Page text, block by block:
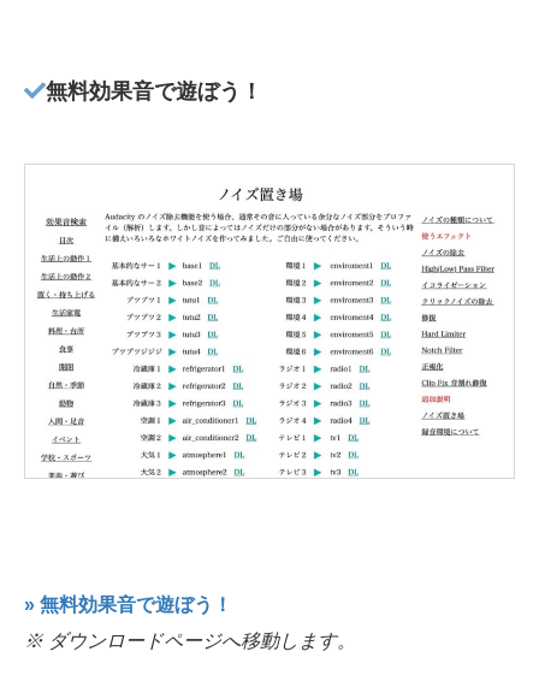
無料効果音で遊ぼう！
» 無料効果音で遊ぼう！
※ ダウンロードページへ移動します。